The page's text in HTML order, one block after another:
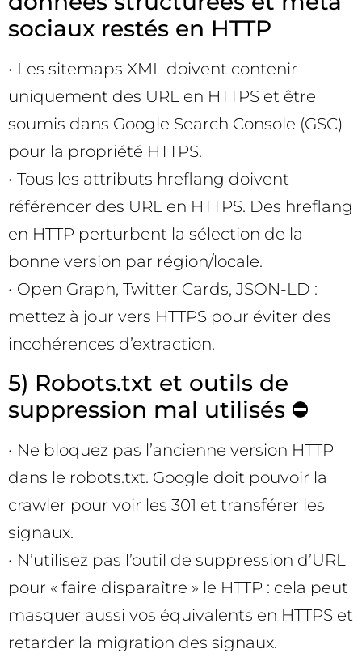
sociaux restés en HTTP
• Les sitemaps XML doivent contenir
uniquement des URL en HTTPS et être
soumis dans Google Search Console (GSC)
pour la propriété HTTPS.
• Tous les attributs hreflang doivent
référencer des URL en HTTPS. Des hreflang
en HTTP perturbent la sélection de la
bonne version par région/locale.
• Open Graph, Twitter Cards, JSON-LD :
mettez à jour vers HTTPS pour éviter des
incohérences d’extraction.
5) Robots.txt et outils de
suppression mal utilisés ⛔
• Ne bloquez pas l’ancienne version HTTP
dans le robots.txt. Google doit pouvoir la
crawler pour voir les 301 et transférer les
signaux.
• N’utilisez pas l’outil de suppression d’URL
pour « faire disparaître » le HTTP : cela peut
masquer aussi vos équivalents en HTTPS et
retarder la migration des signaux.